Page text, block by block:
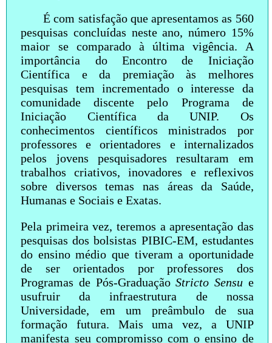
É com satisfação que apresentamos as 560
pesquisas concluídas neste ano, número 15%
maior se comparado à última vigência. A
importância do Encontro de Iniciação
Científica e da premiação às melhores
pesquisas tem incrementado o interesse da
comunidade discente pelo Programa de
Iniciação Científica da UNIP. Os
conhecimentos científicos ministrados por
professores e orientadores e internalizados
pelos jovens pesquisadores resultaram em
trabalhos criativos, inovadores e reflexivos
sobre diversos temas nas áreas da Saúde,
Humanas e Sociais e Exatas.
Pela primeira vez, teremos a apresentação das
pesquisas dos bolsistas PIBIC-EM, estudantes
do ensino médio que tiveram a oportunidade
de ser orientados por professores dos
Programas de Pós-GraduaçãoStricto Sensue
usufruir da infraestrutura de nossa
Universidade, em um preâmbulo de sua
formação futura. Mais uma vez, a UNIP
manifesta seu compromisso com o ensino de